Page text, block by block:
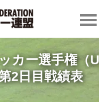
カー選手権（
2日目戦績表